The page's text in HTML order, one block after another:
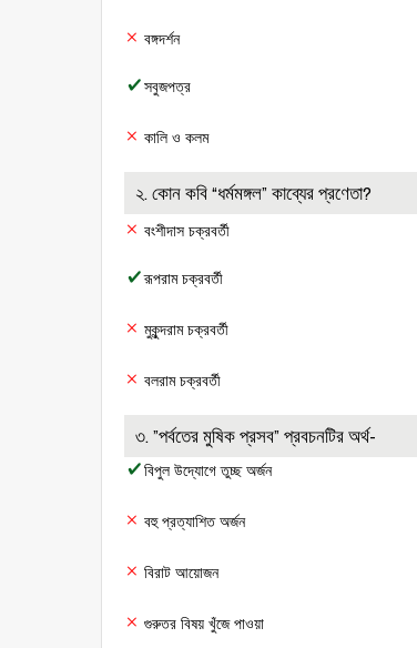
বঙ্গদর্শন
সবুজপত্র
কালি ও কলম
২. কোন কবি “ধর্মমঙ্গল” কাব্যের প্রণেতা?
বংশীদাস চক্রবর্তী
রূপরাম চক্রবর্তী
মুকুন্দরাম চক্রবর্তী
বলরাম চক্রবর্তী
৩. ”পর্বতের মুষিক প্রসব” প্রবচনটির অর্থ-
বিপুল উদ্যোগে তুচ্ছ অর্জন
বহু প্রত্যাশিত অর্জন
বিরাট আয়োজন
গুরুতর বিষয় খুঁজে পাওয়া